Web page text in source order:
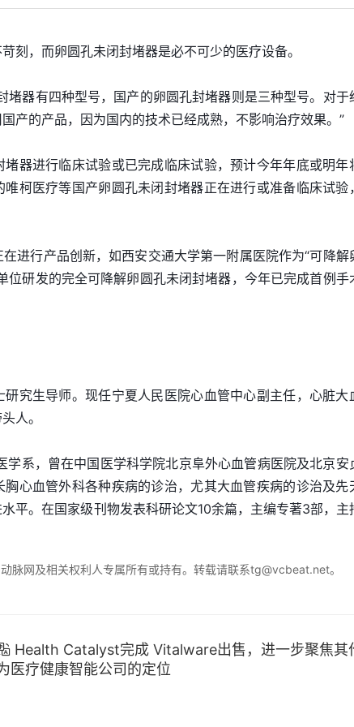
刻，而卵圆孔未闭封堵器是必不可少的医疗设备。
堵器有四种型号，国产的卵圆孔封堵器则是三种型号。对于
产的产品，因为国内的技术已经成熟，不影响治疗效果。”
器进行临床试验或已完成临床试验，预计今年年底或明年
柯医疗等国产卵圆孔未闭封堵器正在进行或准备临床试验
进行产品创新，如西安交通大学第一附属医院作为“可降解
位研发的完全可降解卵圆孔未闭封堵器，今年已完成首例手
究生导师。现任宁夏人民医院心血管中心副主任，心脏大
人。
学系，曾在中国医学科学院北京阜外心血管病医院及北京安
心血管外科各种疾病的诊治，尤其大血管疾病的诊治及先
平。在国家级刊物发表科研论文10余篇，主编专著3部，主
脉网及相关权利人专属所有或持有。转载请联系tg@vcbeat.net。
Health Catalyst完成 Vitalware出售，进一步聚焦其
医疗健康智能公司的定位